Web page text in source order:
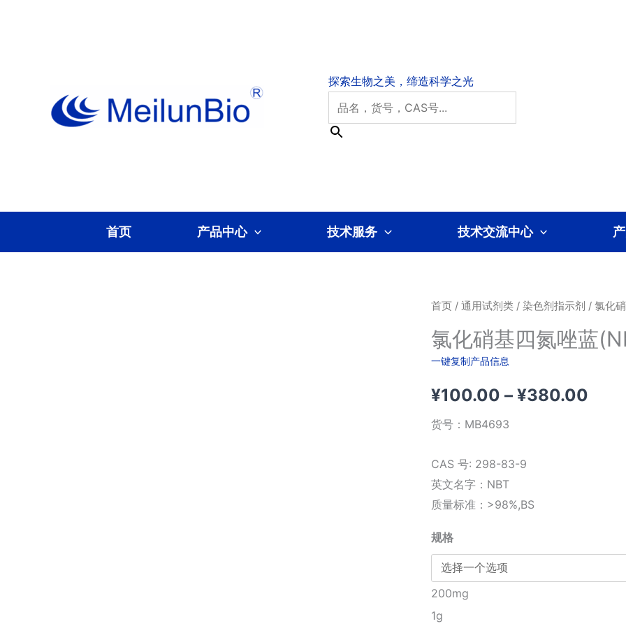
首页 产品中心 技术服务 技术交流中心
首页/ 通用试剂类/ 染色剂指示剂 / 氯化
氯化硝基四氮唑蓝
一键复制产品信息
¥100.00 – ¥380.00价
货号： MB4693
CAS 号: 298-83-9
英文名字：NBT
质量标准：>98%,BS
规格
200mg
1g